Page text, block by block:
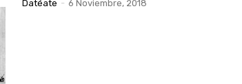
Datéate - 6 Noviembre, 2018